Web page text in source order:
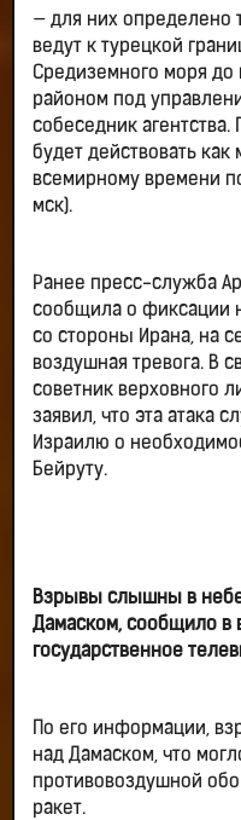
— для них определено
ведут к турецкой
Средиземного моря до
районом под
собеседник агентства.
будет действовать
всемирному времени
мск).
Ранее пресс-служба
сообщила о фиксации
со стороны Ирана, на
воздушная тревога. В
советник верховного
заявил, что эта атака
Израилю о
Бейруту.
Взрывы слышны в
Дамаском, сообщило в
государственное
По его информации,
над Дамаском, что
противовоздушной
ракет.